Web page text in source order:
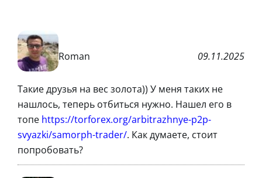
Roman 09.11.2025
Такие друзья на вес золота)) У меня таких не
нашлось, теперь отбиться нужно. Нашел его в
топе https://torforex.org/arbitrazhnye-p2p-
svyazki/samorph-trader/. Как думаете, стоит
попробовать?